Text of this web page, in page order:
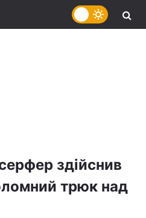
здійснив
трюк над